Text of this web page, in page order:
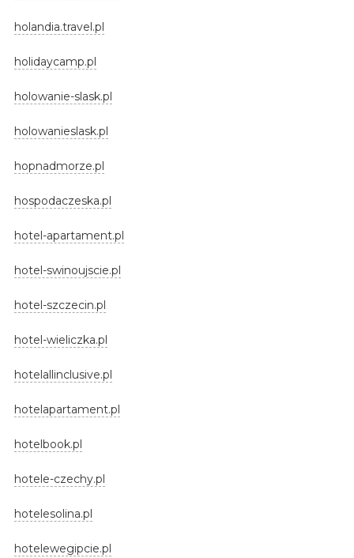
holandia.travel.pl
holidaycamp.pl
holowanie-slask.pl
holowanieslask.pl
hopnadmorze.pl
hospodaczeska.pl
hotel-apartament.pl
hotel-swinoujscie.pl
hotel-szczecin.pl
hotel-wieliczka.pl
hotelallinclusive.pl
hotelapartament.pl
hotelbook.pl
hotele-czechy.pl
hotelesolina.pl
hotelewegipcie.pl